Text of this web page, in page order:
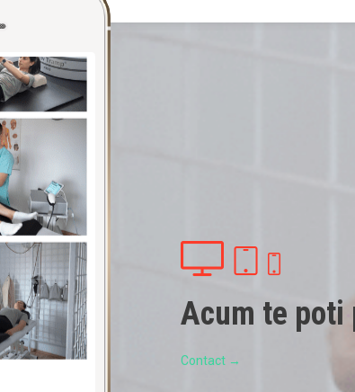
Acum te poti
Contact →